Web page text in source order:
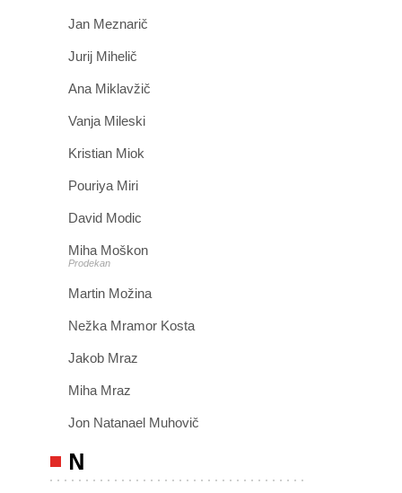
Jan Meznarič
Jurij Mihelič
Ana Miklavžič
Vanja Mileski
Kristian Miok
Pouriya Miri
David Modic
Miha Moškon
Prodekan
Martin Možina
Nežka Mramor Kosta
Jakob Mraz
Miha Mraz
Jon Natanael Muhovič
N